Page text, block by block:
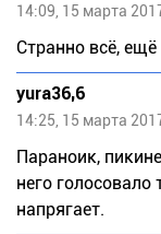
14:09, 15 марта
Странно всё,
yura36,6
14:25, 15 марта
Паpаноик,
него голосовало
напрягает.